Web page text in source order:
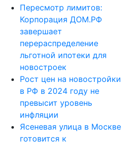
Пересмотр лимитов:
Корпорация ДОМ.РФ
завершает
перераспределение
льготной ипотеки для
новостроек
Рост цен на новостройки
в РФ в 2024 году не
превысит уровень
инфляции
Ясеневая улица в Москве
готовится к